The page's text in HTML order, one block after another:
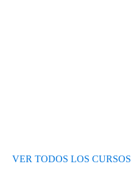
VER TODOS LOS CURSOS